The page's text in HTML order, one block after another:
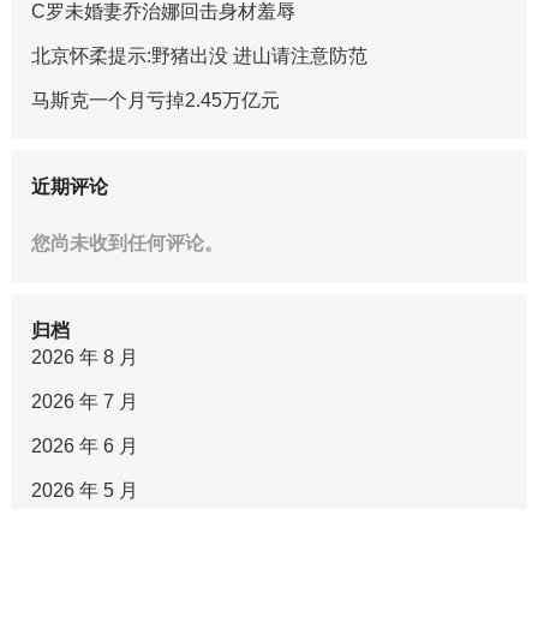
C罗未婚妻乔治娜回击身材羞辱
北京怀柔提示:野猪出没 进山请注意防范
马斯克一个月亏掉2.45万亿元
近期评论
您尚未收到任何评论。
归档
2026 年 8 月
2026 年 7 月
2026 年 6 月
2026 年 5 月